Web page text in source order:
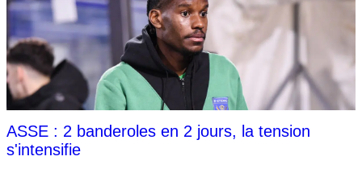
ASSE : 2 banderoles en 2 jours, la tension
s'intensifie